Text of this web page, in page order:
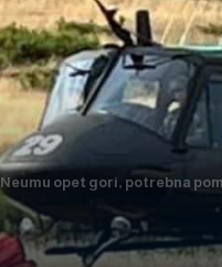
Neumu opet gori, potrebna